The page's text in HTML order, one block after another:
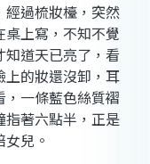
過梳妝檯，突然
上寫，不知不覺
道天已亮了，看
上的妝還沒卸，耳
一條藍色絲質褶
指著六點半，正是
兒。